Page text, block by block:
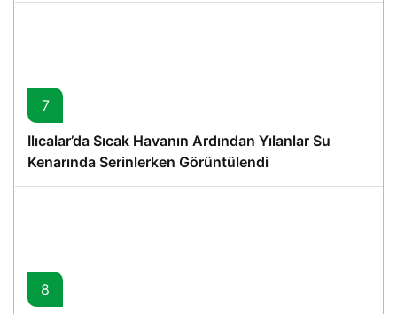
7
Ilıcalar’da Sıcak Havanın Ardından Yılanlar Su
Kenarında Serinlerken Görüntülendi
8